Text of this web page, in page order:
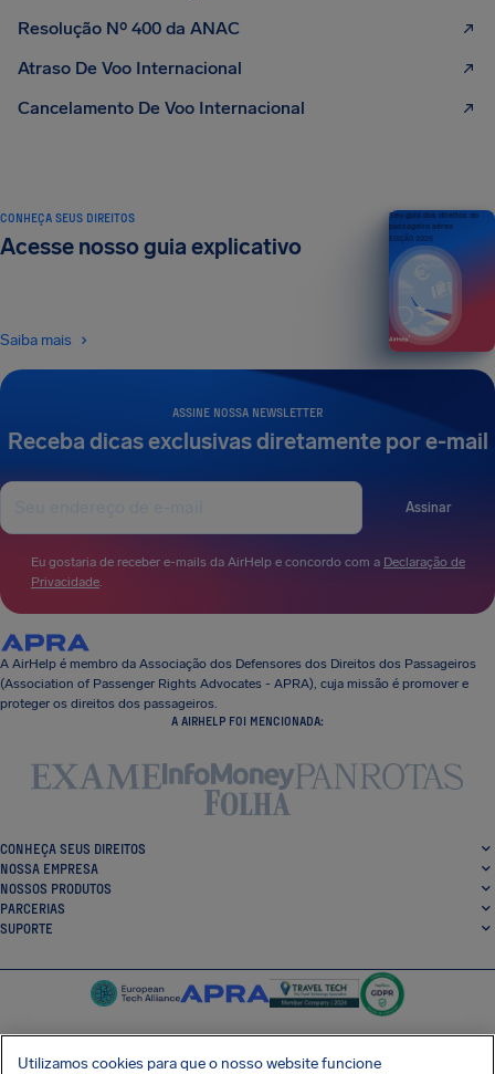
Resolução Nº 400 da ANAC
Atraso De Voo Internacional
Cancelamento De Voo Internacional
ASSINE NOSSA NEWSLETTER
Receba dicas exclusivas diretamente por e-mail
Assinar
Eu gostaria de receber e-mails da AirHelp e concordo com a Declaração de
Privacidade.
CONHEÇA SEUS DIREITOS
Acesse nosso guia explicativo
Saiba mais
Seu guia dos direitos do
passageiro aéreo
EDIÇÃO 2026
A AirHelp é membro da Associação dos Defensores dos Direitos dos Passageiros
(Association of Passenger Rights Advocates - APRA), cuja missão é promover e
proteger os direitos dos passageiros.
A AIRHELP FOI MENCIONADA:
CONHEÇA SEUS DIREITOS
NOSSA EMPRESA
NOSSOS PRODUTOS
PARCERIAS
SUPORTE
Utilizamos cookies para que o nosso website funcione